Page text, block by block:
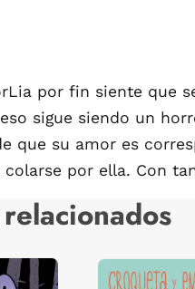
por fin siente que
sigue siendo un
que su amor es
colarse por ella. Con